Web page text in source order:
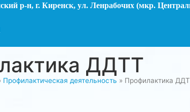
р-н, г. Киренск, ул. Ленрабочих (мкр.
ДДТТ
Профилактическая деятельность » Профилактика